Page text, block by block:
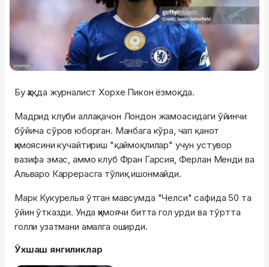
Бу ҳақда журналист Хорхе Пикон ёзмоқда.
Мадрид клуби аллақачон Лондон жамоасидаги ўйинчи
бўйича сўров юборган. Манбага кўра, чап қанот
ҳимоясини кучайтириш "қаймоқлилар" учун устувор
вазифа эмас, аммо клуб Фран Гарсия, Ферлан Менди ва
Альваро Каррерасга тўлиқ ишонмайди.
Марк Кукурелья ўтган мавсумда "Челси" сафида 50 та
ўйин ўтказди. Унда ҳимоячи битта гол урди ва тўртта
голли узатмани амалга оширди.
Ўхшаш янгиликлар